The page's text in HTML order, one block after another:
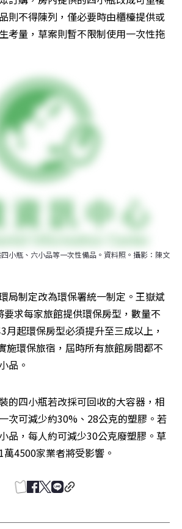
則不得陳列，僅必要時由櫃檯提供或
考量，草案則暫不限制使用一次性拖
小瓶、六小品等一次性備品。資料照。攝影：陳文
局制定改為環保署統一制定。王嶽斌
求每家旅館提供環保房型，數量不
月起環保房型必須提升至三成以上，
施環保旅宿，屆時所有旅館房間都不
品。
的四小瓶若改採可回收的大容器，相
次可減少約30%、28公克的塑膠。若
品，每人約可減少30公克廢塑膠。草
4500家業者將受影響。